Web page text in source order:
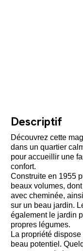
Descriptif
Découvrez cette
dans un quartier
pour accueillir une
confort.
Construite en 1955
beaux volumes,
avec cheminée,
sur un beau jardin.
également le jardin
propres légumes.
La propriété
beau potentiel.